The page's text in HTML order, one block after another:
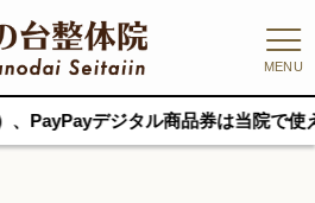
MENU
商品券は当院で使えます｜他の支払